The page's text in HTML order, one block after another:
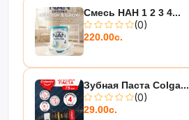
Смесь НАН 1 2 3 4...
(0)
220.00с.
Зубная Паста Colga...
(0)
29.00с.